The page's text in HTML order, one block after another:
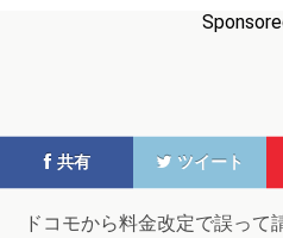
共有 ツイート
ドコモから料金改定で誤って